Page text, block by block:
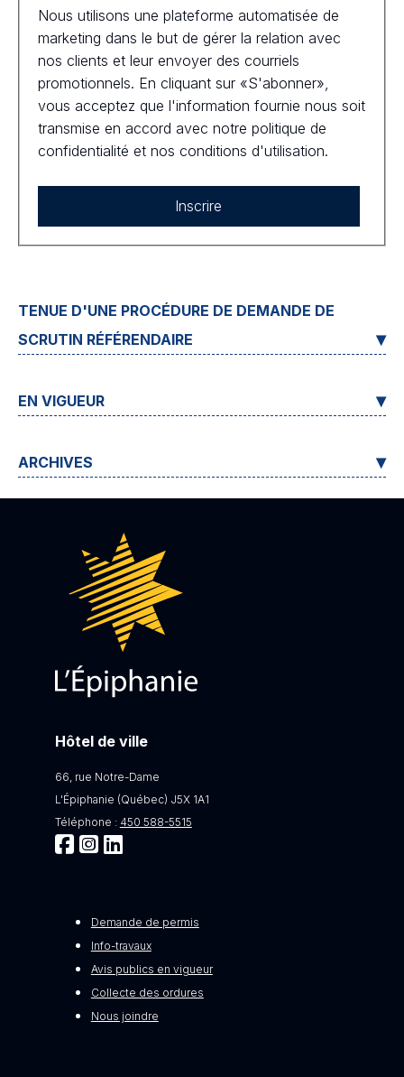
Nous utilisons une plateforme automatisée de
marketing dans le but de gérer la relation avec
nos clients et leur envoyer des courriels
promotionnels. En cliquant sur «S'abonner»,
vous acceptez que l'information fournie nous soit
transmise en accord avec notre politique de
confidentialité et nos conditions d'utilisation.
TENUE D'UNE PROCÉDURE DE DEMANDE DE
SCRUTIN RÉFÉRENDAIRE
EN VIGUEUR
ARCHIVES
Hôtel de ville
66, rue Notre-Dame
L'Épiphanie (Québec) J5X 1A1
Téléphone : 450 588-5515
Demande de permis
Info-travaux
Avis publics en vigueur
Collecte des ordures
Nous joindre